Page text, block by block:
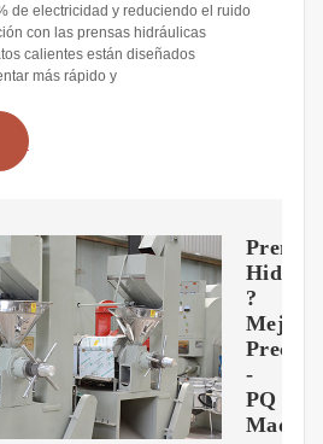
de electricidad y reduciendo el ruido
con las prensas hidráulicas
calientes están diseñados
más rápido y
Prensas
?
Mejor
Precio
-
PQ